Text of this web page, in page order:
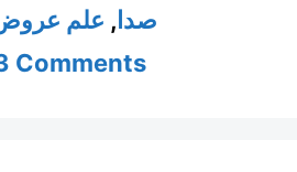
صدا, علم
Comments